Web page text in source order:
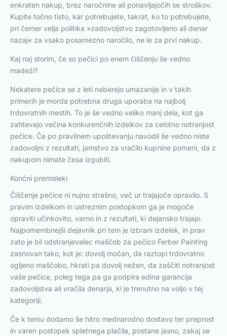
enkraten nakup, brez naročnine ali ponavljajočih se stroškov.
Kupite točno tisto, kar potrebujete, takrat, ko to potrebujete,
pri čemer velja politika »zadovoljstvo zagotovljeno ali denar
nazaj« za vsako posamezno naročilo, ne le za prvi nakup.
Kaj naj storim, če so pečici po enem čiščenju še vedno
madeži?
Nekatere pečice se z leti naberejo umazanije in v takih
primerih je morda potrebna druga uporaba na najbolj
trdovratnih mestih. To je še vedno veliko manj dela, kot ga
zahtevajo večina konkurenčnih izdelkov za celotno notranjost
pečice. Če po pravilnem upoštevanju navodil še vedno niste
zadovoljni z rezultati, jamstvo za vračilo kupnine pomeni, da z
nakupom nimate česa izgubiti.
Končni premisleki
Čiščenje pečice ni nujno strašno, več ur trajajoče opravilo. S
pravim izdelkom in ustreznim postopkom ga je mogoče
opraviti učinkovito, varno in z rezultati, ki dejansko trajajo.
Najpomembnejši dejavnik pri tem je izbrani izdelek, in prav
zato je bil odstranjevalec maščob za pečico Ferber Painting
zasnovan tako, kot je: dovolj močan, da raztopi trdovratno
ogljeno maščobo, hkrati pa dovolj nežen, da zaščiti notranjost
vaše pečice, poleg tega pa ga podpira edina garancija
zadovoljstva ali vračila denarja, ki je trenutno na voljo v tej
kategoriji.
Če k temu dodamo še hitro mednarodno dostavo ter preprost
in varen postopek spletnega plačila, postane jasno, zakaj se